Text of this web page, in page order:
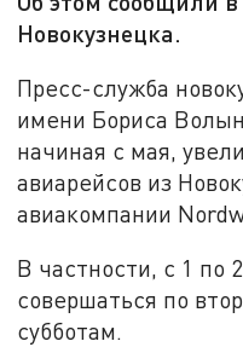
Новокузнецка.
Пресс-служба
имени Бориса
начиная с мая,
авиарейсов из
авиакомпании
В частности, с 1 по
совершаться по
субботам.